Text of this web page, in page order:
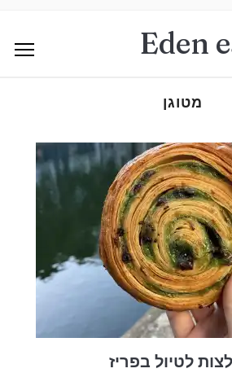
Eden
מטוגן
לטיול בפריז